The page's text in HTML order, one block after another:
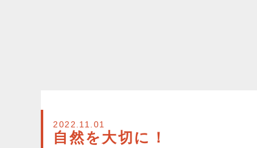
2022.11.01
自然を大切に！